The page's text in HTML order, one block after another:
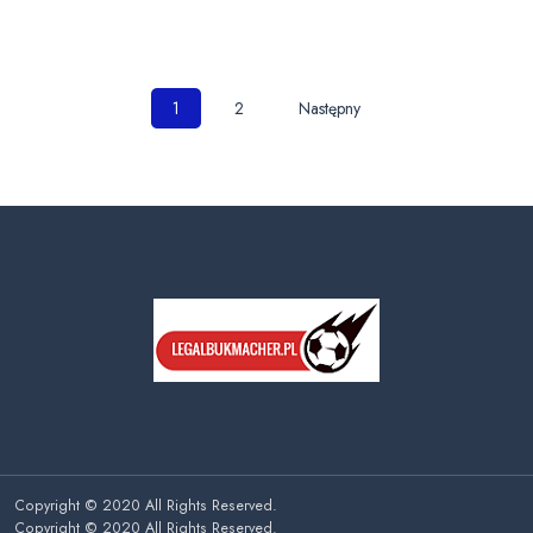
Nawigacja
1 2 Następny
Copyright © 2020 All Rights Reserved.
Copyright © 2020 All Rights Reserved.